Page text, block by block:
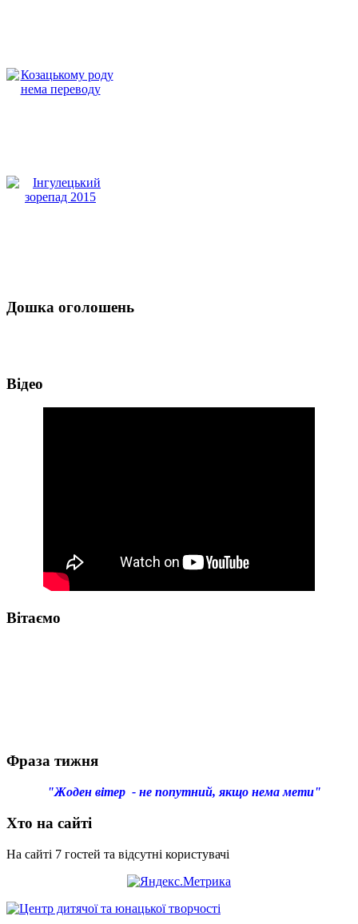
Дошка оголошень
Відео
Вітаємо
Фраза тижня
"Жоден вітер - не попутний, якщо нема мети"
Хто на сайті
На сайті 7 гостей та відсутні користувачі